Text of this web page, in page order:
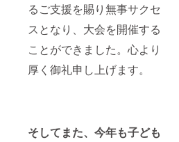
るご支援を賜り無事サクセ
スとなり、大会を開催する
ことができました。心より
厚く御礼申し上げます。
そしてまた、今年も子ども